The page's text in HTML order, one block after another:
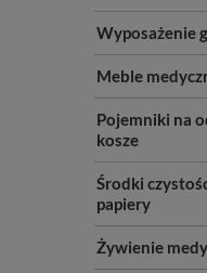
Wyposażenie
Meble
Pojemniki na
kosze
Środki
papiery
Żywienie